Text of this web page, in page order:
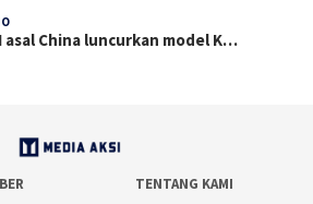
asal China luncurkan model K…
TENTANG KAMI